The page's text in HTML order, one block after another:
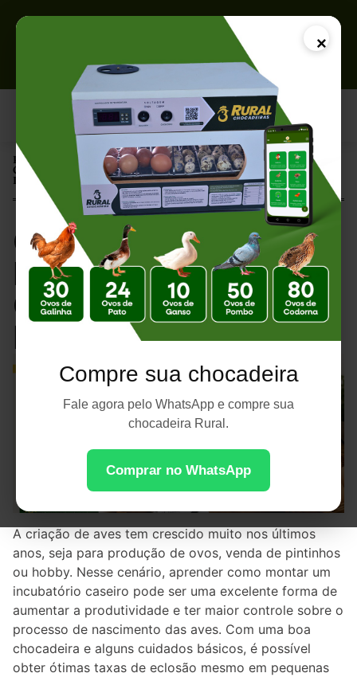
×
Compre sua chocadeira
Fale agora pelo WhatsApp e compre sua
chocadeira Rural.
Comprar no WhatsApp
Página Inicial |
Como Montar um Incubatório Caseiro: Guia Completo para
Iniciantes em 2026
Como Montar um
Incubatório Caseiro:
Guia Completo para
Iniciantes em 2026
A criação de aves tem crescido muito nos últimos
anos, seja para produção de ovos, venda de pintinhos
ou hobby. Nesse cenário, aprender como montar um
incubatório caseiro pode ser uma excelente forma de
aumentar a produtividade e ter maior controle sobre o
processo de nascimento das aves. Com uma boa
chocadeira e alguns cuidados básicos, é possível
obter ótimas taxas de eclosão mesmo em pequenas